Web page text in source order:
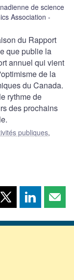
de science
Association
du Rapport
que publie la
annuel qui vient
de la
du Canada.
rythme de
des prochains
publiques,
Partager
page
Partager
page page